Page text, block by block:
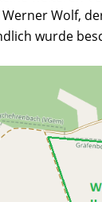
Wolf,
wurde